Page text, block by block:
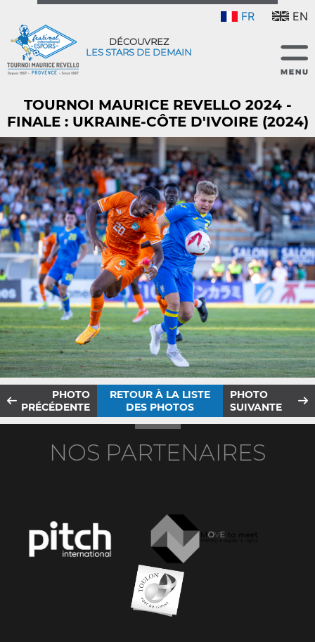
FR EN
DÉCOUVREZ
LES STARS DE DEMAIN
TOURNOI MAURICE REVELLO 2024 -
FINALE : UKRAINE-CÔTE D'IVOIRE (2024)
PHOTO
PRÉCÉDENTE
RETOUR À LA LISTE
DES PHOTOS
PHOTO
SUIVANTE
NOS PARTENAIRES